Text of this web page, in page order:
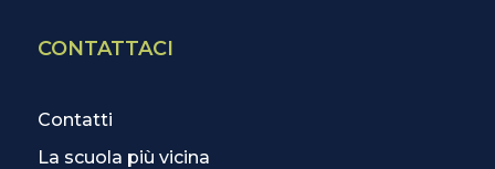
CONTATTACI
Contatti
La scuola più vicina